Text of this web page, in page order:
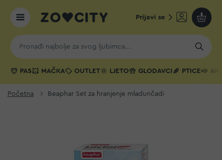
Prijavi se
Moja
PAS MAČKA OUTLET LJETO GLODAVCI PTICE
Početna Beaphar Set za hranjenje mladunčadi